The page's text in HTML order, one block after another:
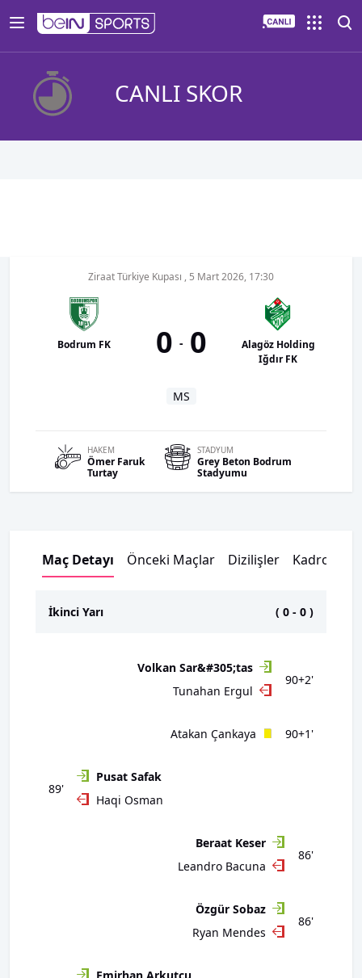
CANLI SKOR
Ziraat Türkiye Kupası , 5 Mart 2026, 17:30
Bodrum FK 0 - 0
MS
Alagöz Holding
Iğdır FK
HAKEM
Ömer Faruk
Turtay
STADYUM
Grey Beton Bodrum
Stadyumu
Maç Detayı Önceki Maçlar Dizilişler Kadrolar
İkinci Yarı ( 0 - 0 )
90+2'
Volkan Sar&#305;tas
Tunahan Ergul
90+1'
Atakan Çankaya
89'
Pusat Safak
Haqi Osman
86'
Beraat Keser
Leandro Bacuna
86'
Özgür Sobaz
Ryan Mendes